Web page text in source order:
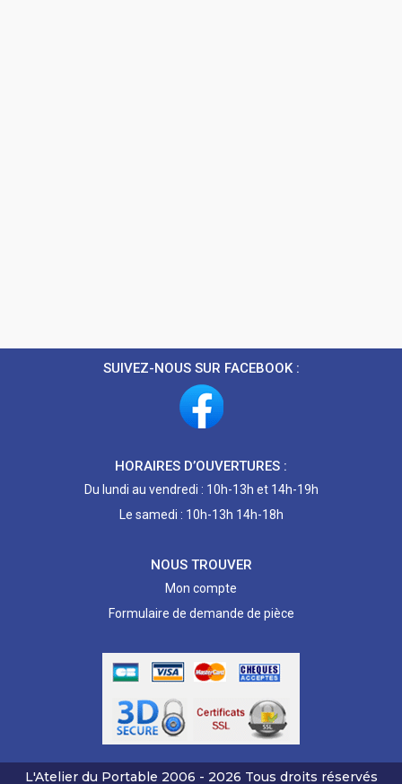
SUIVEZ-NOUS SUR FACEBOOK :
HORAIRES D’OUVERTURES :
Du lundi au vendredi : 10h-13h et 14h-19h
Le samedi : 10h-13h 14h-18h
NOUS TROUVER
Mon compte
Formulaire de demande de pièce
L'Atelier du Portable 2006 - 2026 Tous droits réservés